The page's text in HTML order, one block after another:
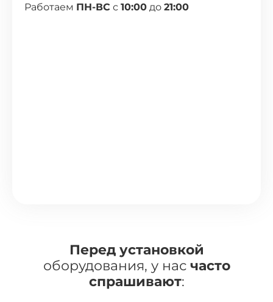
Работаем ПН-ВС с 10:00 до 21:00
Перед установкой
оборудования, у нас часто
спрашивают: